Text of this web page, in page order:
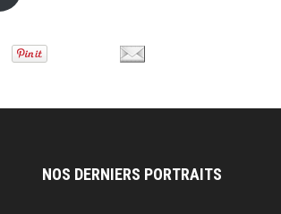
NOS DERNIERS PORTRAITS